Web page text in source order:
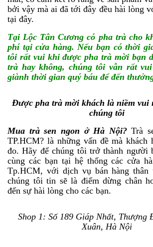
bởi vậy mà ai đã tới đây đều hài lòng
tại đây.
Tại Lộc Tân Cương có pha trà cho
phí tại cửa hàng. Nếu bạn có thời
tôi rất vui khi được pha trà mời bạn
trà hay không, chúng tôi vẫn rất
giành thời gian quý báu để đến thư
Được pha trà mời khách là niềm vui
chúng tôi
Mua trà sen ngon ở Hà Nội?Trà
TP.HCM? là những vấn đề mà khách
đo. Hãy để chúng tôi trở thành người
cùng các bạn tại hệ thống các cửa
Tp.HCM, với dịch vụ bán hàng thân
chúng tôi tin sẽ là điểm dừng chân
đến sự hài lòng cho các bạn.
Shop 1: Số 189 Giáp Nhất, Thượng
Xuân, Hà Nội